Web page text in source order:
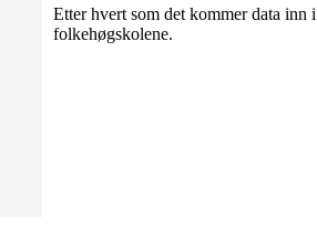
Etter hvert som det kommer data inn
folkehøgskolene.